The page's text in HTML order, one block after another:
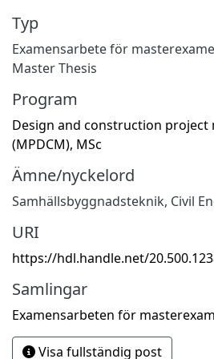
Typ
Examensarbete för
Master Thesis
Program
Design and construction project
(MPDCM), MSc
Ämne/nyckelord
Samhällsbyggnadsteknik, Civil
URI
https://hdl.handle.net/
Samlingar
Examensarbeten för
Visa fullständig post